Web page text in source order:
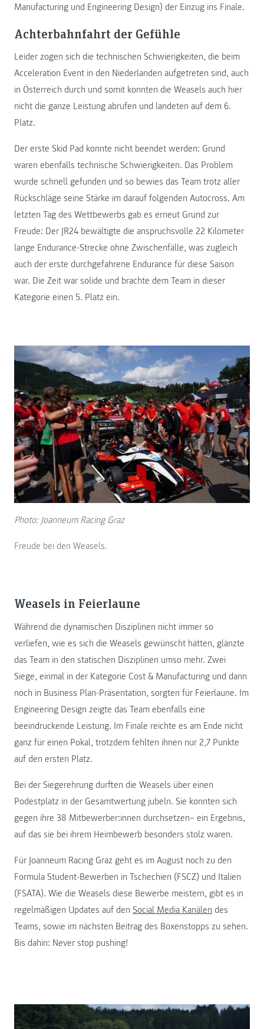
Manufacturing und Engineering Design) der Einzug ins Finale.
Achterbahnfahrt der Gefühle
Leider zogen sich die technischen Schwierigkeiten, die beim
Acceleration Event in den Niederlanden aufgetreten sind, auch
in Österreich durch und somit konnten die Weasels auch hier
nicht die ganze Leistung abrufen und landeten auf dem 6.
Platz.
Der erste Skid Pad konnte nicht beendet werden: Grund
waren ebenfalls technische Schwierigkeiten. Das Problem
wurde schnell gefunden und so bewies das Team trotz aller
Rückschläge seine Stärke im darauf folgenden Autocross. Am
letzten Tag des Wettbewerbs gab es erneut Grund zur
Freude: Der JR24 bewältigte die anspruchsvolle 22 Kilometer
lange Endurance-Strecke ohne Zwischenfälle, was zugleich
auch der erste durchgefahrene Endurance für diese Saison
war. Die Zeit war solide und brachte dem Team in dieser
Kategorie einen 5. Platz ein.
Photo: Joanneum Racing Graz
Freude bei den Weasels.
Weasels in Feierlaune
Während die dynamischen Disziplinen nicht immer so
verliefen, wie es sich die Weasels gewünscht hätten, glänzte
das Team in den statischen Disziplinen umso mehr. Zwei
Siege, einmal in der Kategorie Cost & Manufacturing und dann
noch in Business Plan-Präsentation, sorgten für Feierlaune. Im
Engineering Design zeigte das Team ebenfalls eine
beeindruckende Leistung. Im Finale reichte es am Ende nicht
ganz für einen Pokal, trotzdem fehlten ihnen nur 2,7 Punkte
auf den ersten Platz.
Bei der Siegerehrung durften die Weasels über einen
Podestplatz in der Gesamtwertung jubeln. Sie konnten sich
gegen ihre 38 Mitbewerber:innen durchsetzen– ein Ergebnis,
auf das sie bei ihrem Heimbewerb besonders stolz waren.
Für Joanneum Racing Graz geht es im August noch zu den
Formula Student-Bewerben in Tschechien (FSCZ) und Italien
(FSATA). Wie die Weasels diese Bewerbe meistern, gibt es in
regelmäßigen Updates auf den Social Media Kanälen des
Teams, sowie im nächsten Beitrag des Boxenstopps zu sehen.
Bis dahin: Never stop pushing!